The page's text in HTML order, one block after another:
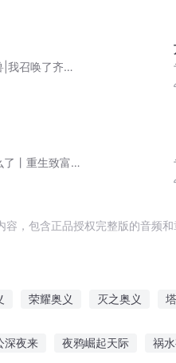
我召唤了齐天
了丨重生致富
有声剧
，包含正品授权完整版的音频
荣耀奥义 灭之奥义
深夜来 夜鸦崛起天际 祸